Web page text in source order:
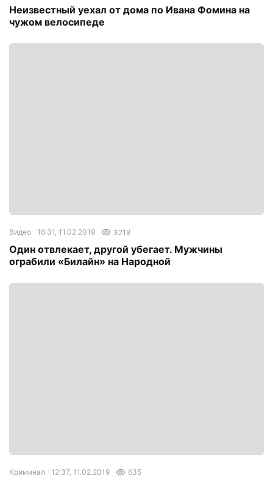
Неизвестный уехал от дома по Ивана Фомина на
чужом велосипеде
Видео 16:31, 11.02.2019 3218
Один отвлекает, другой убегает. Мужчины
ограбили «Билайн» на Народной
Криминал 12:37, 11.02.2019 635